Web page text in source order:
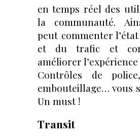
en temps réel des
la communauté.
peut commenter
et du trafic et
améliorer
Contrôles de
embouteillage… vous
Un must !
Transit